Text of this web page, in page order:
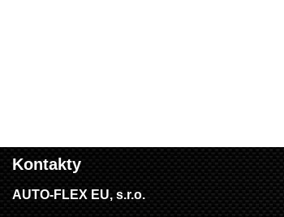
Kontakty
AUTO-FLEX EU, s.r.o.